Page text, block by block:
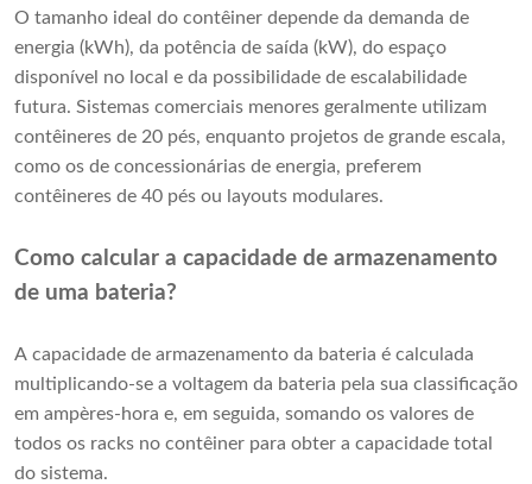
O tamanho ideal do contêiner depende da demanda de
energia (kWh), da potência de saída (kW), do espaço
disponível no local e da possibilidade de escalabilidade
futura. Sistemas comerciais menores geralmente utilizam
contêineres de 20 pés, enquanto projetos de grande escala,
como os de concessionárias de energia, preferem
contêineres de 40 pés ou layouts modulares.
Como calcular a capacidade de armazenamento
de uma bateria?
A capacidade de armazenamento da bateria é calculada
multiplicando-se a voltagem da bateria pela sua classificação
em ampères-hora e, em seguida, somando os valores de
todos os racks no contêiner para obter a capacidade total
do sistema.